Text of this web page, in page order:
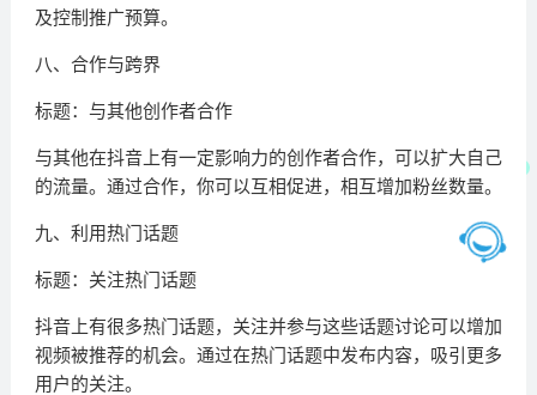
及控制推广预算。
八、合作与跨界
标题：与其他创作者合作
与其他在抖音上有一定影响力的创作者合作，可以扩大自己
的流量。通过合作，你可以互相促进，相互增加粉丝数量。
九、利用热门话题
标题：关注热门话题
抖音上有很多热门话题，关注并参与这些话题讨论可以增加
视频被推荐的机会。通过在热门话题中发布内容，吸引更多
用户的关注。